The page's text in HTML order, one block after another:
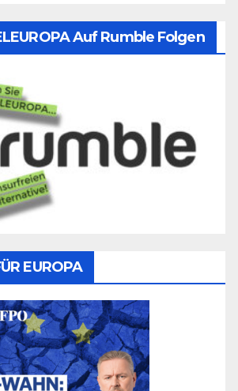
Auf Rumble Folgen
EUROPA